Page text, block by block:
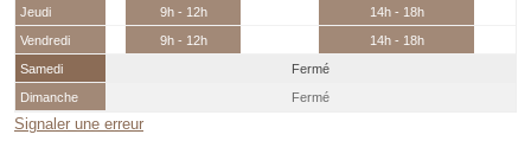
Jeudi
9h - 12h
14h - 18h
Vendredi
9h - 12h
14h - 18h
Samedi
Fermé
Dimanche
Fermé
Signaler une erreur